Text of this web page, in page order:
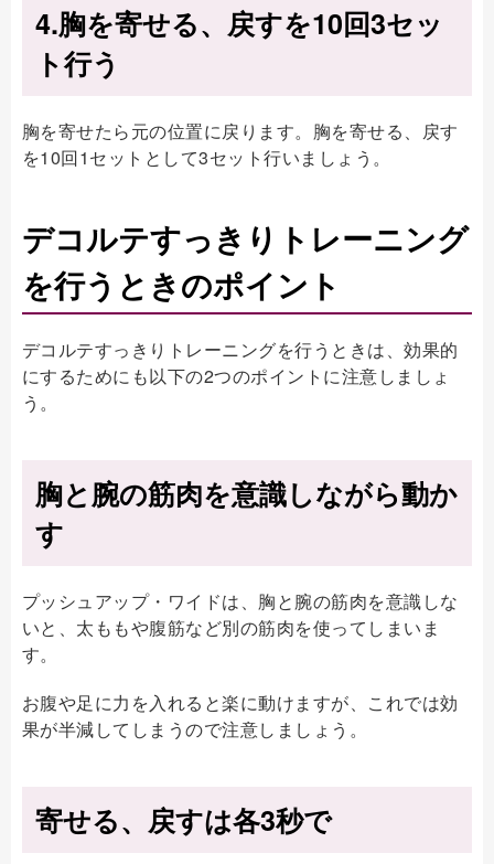
4.胸を寄せる、戻すを10回3セッ
ト行う
胸を寄せたら元の位置に戻ります。胸を寄せる、戻す
を10回1セットとして3セット行いましょう。
デコルテすっきりトレーニング
を行うときのポイント
デコルテすっきりトレーニングを行うときは、効果的
にするためにも以下の2つのポイントに注意しましょ
う。
胸と腕の筋肉を意識しながら動か
す
プッシュアップ・ワイドは、胸と腕の筋肉を意識しな
いと、太ももや腹筋など別の筋肉を使ってしまいま
す。
お腹や足に力を入れると楽に動けますが、これでは効
果が半減してしまうので注意しましょう。
寄せる、戻すは各3秒で